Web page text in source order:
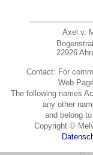
Axel v.
22926
Contact: For
Web
The following names
any other
and belong
Copyright ©